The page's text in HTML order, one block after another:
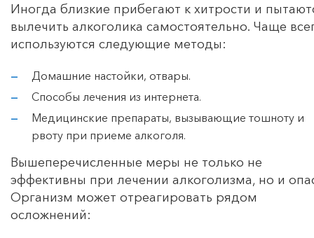
Иногда близкие прибегают к хитрости и
вылечить алкоголика самостоятельно. Чаще
используются следующие методы:
Домашние настойки, отвары.
Способы лечения из интернета.
Медицинские препараты, вызывающие тошноту и
рвоту при приеме алкоголя.
Вышеперечисленные меры не только не
эффективны при лечении алкоголизма, но и
Организм может отреагировать рядом
осложнений: